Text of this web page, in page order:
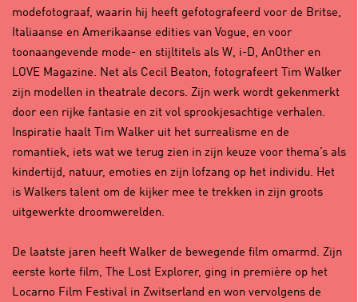
modefotograaf, waarin hij heeft gefotografeerd voor de Britse,
Italiaanse en Amerikaanse edities van Vogue, en voor
toonaangevende mode- en stijltitels als W, i-D, AnOther en
LOVE Magazine. Net als Cecil Beaton, fotografeert Tim Walker
zijn modellen in theatrale decors. Zijn werk wordt gekenmerkt
door een rijke fantasie en zit vol sprookjesachtige verhalen.
Inspiratie haalt Tim Walker uit het surrealisme en de
romantiek, iets wat we terug zien in zijn keuze voor thema’s als
kindertijd, natuur, emoties en zijn lofzang op het individu. Het
is Walkers talent om de kijker mee te trekken in zijn groots
uitgewerkte droomwerelden.
De laatste jaren heeft Walker de bewegende film omarmd. Zijn
eerste korte film, The Lost Explorer, ging in première op het
Locarno Film Festival in Zwitserland en won vervolgens de